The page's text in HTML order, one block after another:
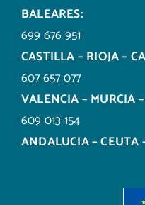
BALEARES:
699 676 951
CASTILLA – RIOJA –
607 657 077
VALENCIA – MURCIA
609 013 154
ANDALUCIA – CEUTA